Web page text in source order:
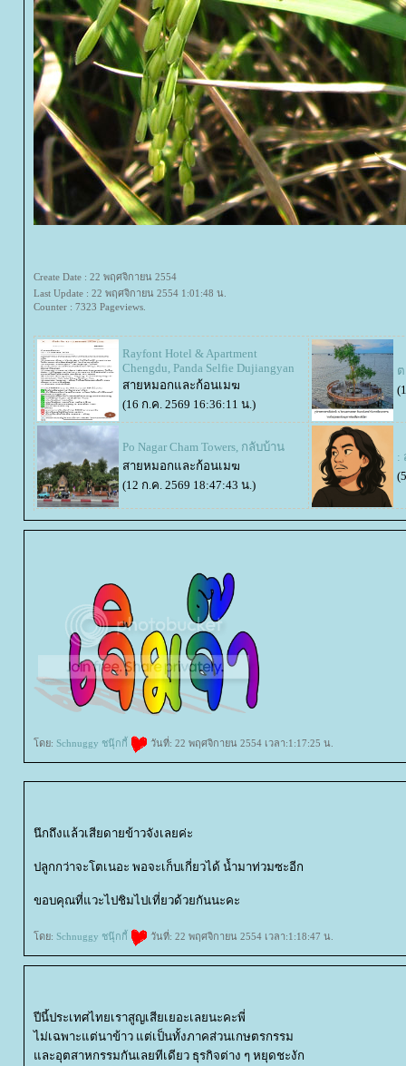
Create Date : 22 พฤศจิกายน 2554
Last Update : 22 พฤศจิกายน 2554 1:01:48 น.
Counter : 7323 Pageviews.
Rayfont Hotel & Apartment
Chengdu, Panda Selfie Dujiangyan
สายหมอกและก้อนเมฆ
(16 ก.ค. 2569 16:36:11 น.)
Po Nagar Cham Towers, กลับบ้าน
สายหมอกและก้อนเมฆ
(12 ก.ค. 2569 18:47:43 น.)
:
ดย: Schnuggy ชนุ๊กกี้ วันที่: 22 พฤศจิกายน 2554 เวลา:1:17:25 น.
นึกถึงแล้วเสียดายข้าวจังเลยค่ะ
ปลูกกว่าจะโตเนอะ พอจะเก็บเกี่ยวได้ น้ำมาท่วมซะอีก
ขอบคุณที่แวะไปชิมไปเที่ยวด้วยกันนะคะ
ดย: Schnuggy ชนุ๊กกี้ วันที่: 22 พฤศจิกายน 2554 เวลา:1:18:47 น.
ปีนี้ประเทศไทยเราสูญเสียเยอะเลยนะคะพี่
ไม่เฉพาะแต่นาข้าว แต่เป็นทั้งภาคส่วนเกษตรกรรม
ละอุตสาหกรรมกันเลยทีเดียว ธุรกิจต่าง ๆ หยุดชะงัก